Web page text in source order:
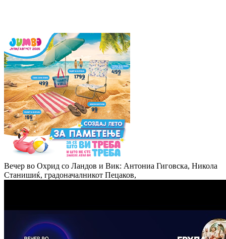
Вечер во Охрид со Ландов и Вик: Антониа Гиговска, Никола
Станишиќ, градоначалникот Пецаков,